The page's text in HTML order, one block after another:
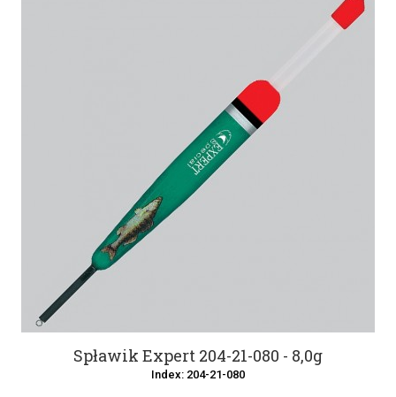
Spławik Expert 204-21-080 - 8,0g
Index: 204-21-080